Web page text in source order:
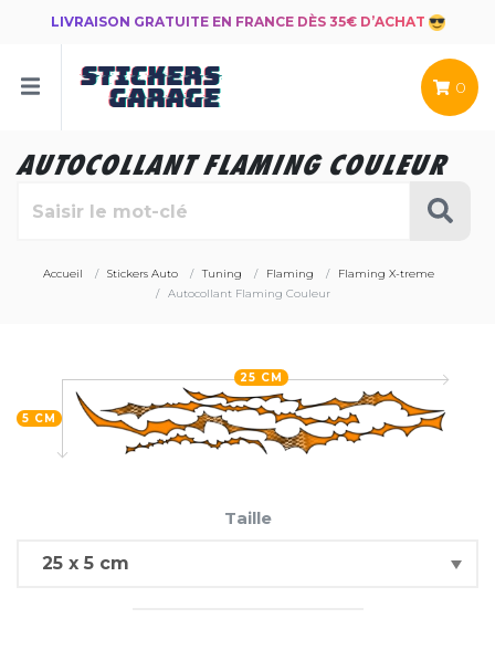
LIVRAISON GRATUITE EN FRANCE DÈS 35€ D’ACHAT
0
AUTOCOLLANT FLAMING COULEUR
Accueil Stickers Auto Tuning Flaming
Flaming X-treme
Autocollant Flaming Couleur
5 CM
25 CM
Taille